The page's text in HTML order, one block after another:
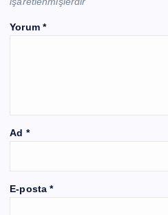
Yorum *
Ad *
E-posta*